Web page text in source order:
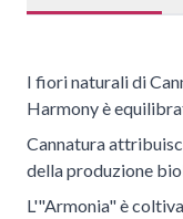
I fiori naturali di
Harmony è
Cannatura
della produzione
L'"Armonia" è